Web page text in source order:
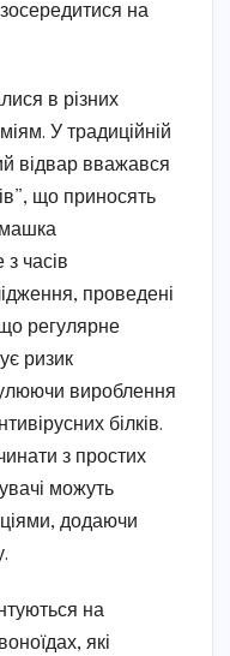
на
в різних
У традиційній
відвар вважався
що приносять
часів
проведені
регулярне
ризик
вироблення
білків.
з простих
можуть
додаючи
на
які